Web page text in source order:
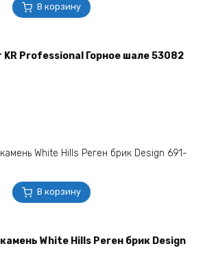
В корзину
KR Professional Горное шале 53082
В корзину
White Hills Реген брик Design